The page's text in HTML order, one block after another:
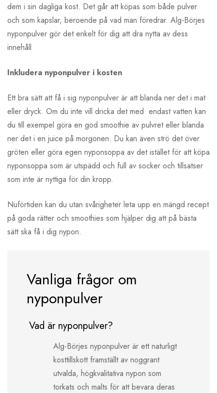
dem i sin dagliga kost. Det går att köpas som både pulver
och som kapslar, beroende på vad man föredrar. Alg-Börjes
nyponpulver gör det enkelt för dig att dra nytta av dess
innehåll
Inkludera nyponpulver i kosten
Ett bra sätt att få i sig nyponpulver är att blanda ner det i mat
eller dryck. Om du inte vill dricka det med endast vatten kan
du till exempel göra en god smoothie av pulvret eller blanda
ner det i en juice på morgonen. Du kan även strö det över
gröten eller göra egen nyponsoppa av det istället för att köpa
nyponsoppa som är utspädd och full av socker och tillsatser
som inte är nyttiga för din kropp.
Nuförtiden kan du utan svårigheter leta upp en mängd recept
på goda rätter och smoothies som hjälper dig att på bästa
sätt ska få i dig nypon.
Vanliga frågor om
nyponpulver
Vad är nyponpulver?
Alg-Börjes nyponpulver är ett naturligt
kosttillskott framställt av noggrant
utvalda, högkvalitativa nypon som
torkats och malts för att bevara deras